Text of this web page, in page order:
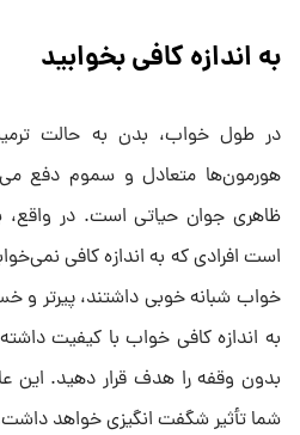
به اندازه کافی بخوابید
در طول خواب، بدن به حالت
هورمون‌ها متعادل و سموم دفع
ظاهری جوان حیاتی است. در
است افرادی که به اندازه کافی
خواب شبانه خوبی داشتند، پیرتر و
بدون وقفه را هدف قرار دهید.
شما تأثیر شگفت انگیزی خواهد